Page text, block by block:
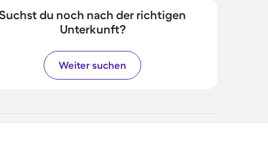
du noch nach der richtigen
Unterkunft?
Weiter suchen